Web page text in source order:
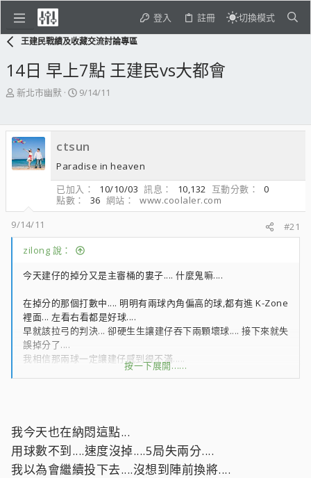
登入 註冊 切換模式
王建民戰績及收藏交流討論專區
14日 早上7點 王建民vs大都會
主
起
人
新北市幽默
開
期
9/14/11
ctsun
Paradise in heaven
已加入
10/10/03 訊息 10,132 互動分數
0
點數
36 網站
www.coolaler.com
9/14/11
#21
zilong 說：
今天建仔的掉分又是主審桶的婁子.... 什麼鬼嘛....
在掉分的那個打數中.... 明明有兩球內角偏高的球,都有進 K-Zone
裡面... 左看右看都是好球....
早就該拉弓的判決... 卻硬生生讓建仔吞下兩顆壞球.... 接下來就失
誤掉分了....
我相信那兩球一定讓建仔感到很不滿.....
該就不一樣了!
這樣是要怎麼搶勝投呢.... 5 局掉兩分,用球數才 72 球..... the
pitcher must going 才對啊!!
按一下展開……
我今天也在納悶這點...
用球數不到....速度沒掉....5局失兩分....
我以為會繼續投下去....沒想到陣前換將....